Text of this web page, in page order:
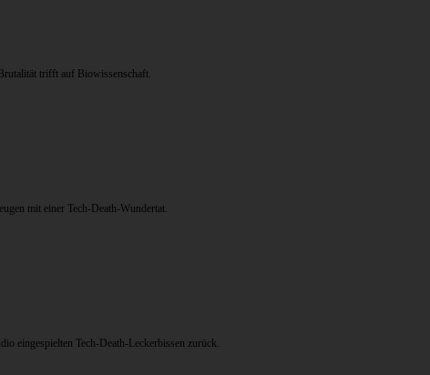
trifft auf Biowissenschaft.
mit einer Tech-Death-Wundertat.
eingespielten Tech-Death-Leckerbissen zurück.